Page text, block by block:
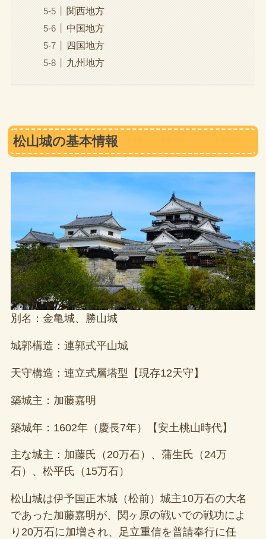
関西地方
中国地方
四国地方
九州地方
松山城の基本情報
別名：金亀城、勝山城
城郭構造：連郭式平山城
天守構造：連立式層塔型【現存12天守】
築城主：加藤嘉明
築城年：1602年（慶長7年）【安土桃山時代】
主な城主：加藤氏（20万石）、蒲生氏（24万
石）、松平氏（15万石）
松山城は伊予国正木城（松前）城主10万石の大名
であった加藤嘉明が、関ヶ原の戦いでの戦功によ
り20万石に加増され、足立重信を普請奉行に任